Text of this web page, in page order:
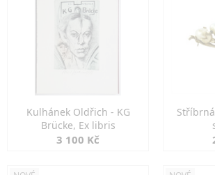
Kulhánek Oldřich - KG
Brücke, Ex libris
3 100 Kč